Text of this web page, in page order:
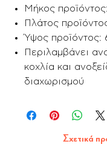
Μήκος
Πλάτος
Ύψος προϊόντος:
Περιλαμβάνει
κοχλία και
διαχωρισμού
Σχετικά